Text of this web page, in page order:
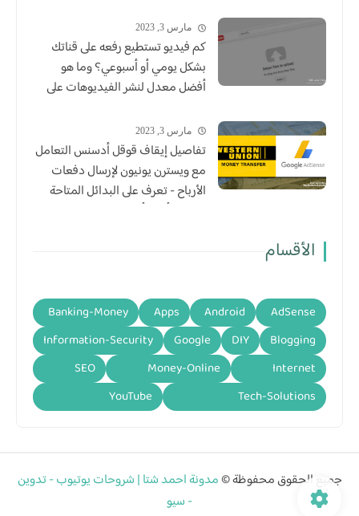
مارس 3, 2023
كم فيديو تستطيع رفعه على قناتك
بشكل يومي أو أسبوعي؟ وما هو
أفضل معدل لنشر الفيديوهات على
مارس 3, 2023
تفاصيل إيقاف قوقل أدسنس التعامل
مع ويسترن يونيون لإرسال دفعات
الأرباح - تعرف على البدائل المتاحة
لإستلام أرباح أدسنس
الأقسام
AdSense
Android
Apps
Banking-Money
Blogging
DIY
Google
Information-Security
Internet
Money-Online
SEO
Tech-Solutions
YouTube
جميع الحقوق محفوظة ©مدونة احمد شتا | شروحات يوتيوب - تدوين
- سيو